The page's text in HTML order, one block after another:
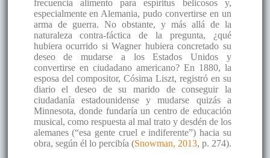
frecuencia alimento para espíritus belicosos y,
especialmente en Alemania, pudo convertirse en un
arma de guerra. No obstante, y más allá de la
naturaleza contra-fáctica de la pregunta, ¿qué
hubiera ocurrido si Wagner hubiera concretado su
deseo de mudarse a los Estados Unidos y
convertirse en ciudadano americano? En 1880, la
esposa del compositor, Cósima Liszt, registró en su
diario el deseo de su marido de conseguir la
ciudadanía estadounidense y mudarse quizás a
Minnesota, donde fundaría un centro de educación
musical, como respuesta al mal trato y desdén de los
alemanes (“esa gente cruel e indiferente”) hacia su
obra, según él lo percibía (Snowman, 2013, p. 274).